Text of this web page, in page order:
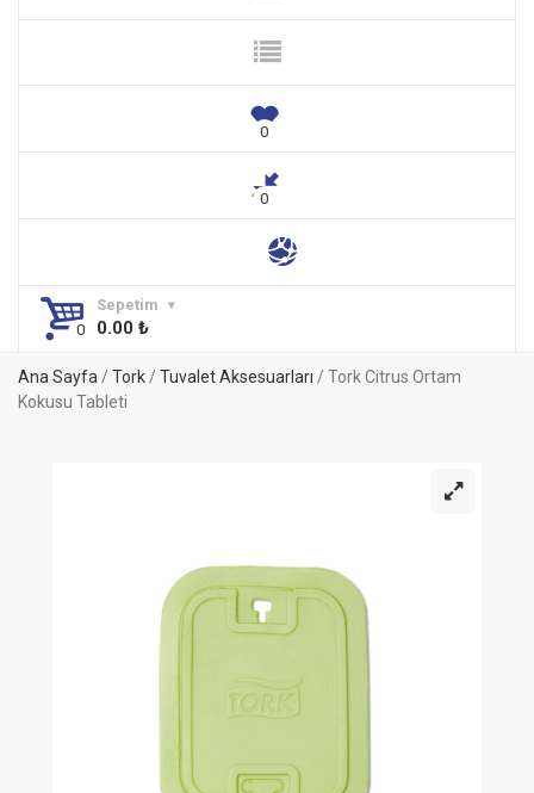
Sepetim
0.00 ₺
Ana Sayfa/ Tork/ Tuvalet Aksesuarları / Tork Citrus Ortam
Kokusu Tableti